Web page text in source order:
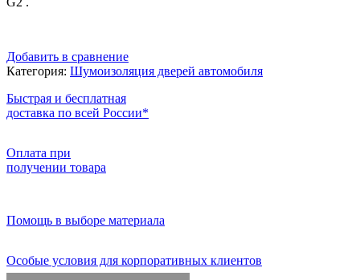
Добавить в сравнение
Категория: Шумоизоляция дверей автомобиля
Быстрая и бесплатная
доставка по всей России*
Оплата при
получении товара
Помощь в выборе материала
Особые условия для корпоративных клиентов